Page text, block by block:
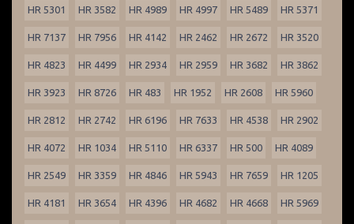
HR 5301 HR 3582 HR 4989 HR 4997 HR 5489 HR 5371
HR 7137 HR 7956 HR 4142 HR 2462 HR 2672 HR 3520
HR 4823 HR 4499 HR 2934 HR 2959 HR 3682 HR 3862
HR 3923 HR 8726 HR 483 HR 1952 HR 2608 HR 5960
HR 2812 HR 2742 HR 6196 HR 7633 HR 4538 HR 2902
HR 4072 HR 1034 HR 5110 HR 6337 HR 500 HR 4089
HR 2549 HR 3359 HR 4846 HR 5943 HR 7659 HR 1205
HR 4181 HR 3654 HR 4396 HR 4682 HR 4668 HR 5969